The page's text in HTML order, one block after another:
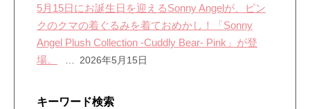
5月15日にお誕生日を迎えるSonny Angelが、ピン
クのクマの着ぐるみを着ておめかし！「Sonny
Angel Plush Collection -Cuddly Bear- Pink」が登
場。
2026年5月15日
キーワード検索